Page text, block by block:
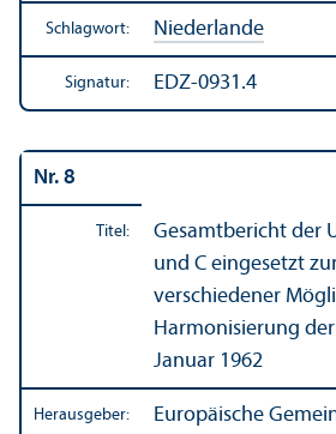
Schlagwort: Niederlande
Signatur: EDZ-0931.4
Nr. 8
Titel:
Gesamtbericht der
und C eingesetzt
verschiedener
Harmonisierung
Januar 1962
Herausgeber:
Europäische